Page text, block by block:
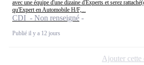
avec une équipe d'une dizaine d'Experts et serez
qu'Expert en Automobile H/F,...
CDI - Non renseigné
Publié il y a 12 jours
Ajouter cette